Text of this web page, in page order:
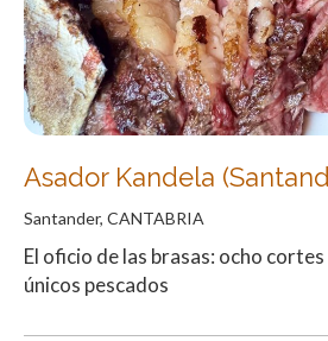
Asador Kandela
Santander, CANTABRIA
El oficio de las brasas: ocho
únicos pescados